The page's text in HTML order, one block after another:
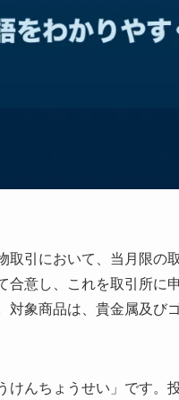
取引において、当月限の
合意し、これを取引所に
対象商品は、貴金属及
けんちょうせい」です。